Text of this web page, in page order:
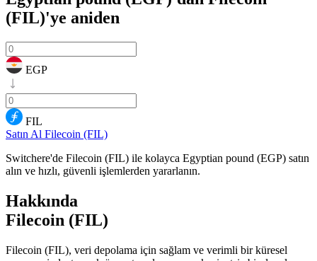
(FIL)'ye aniden
EGP
FIL
Satın Al Filecoin (FIL)
Switchere'de Filecoin (FIL) ile kolayca Egyptian pound (EGP) satın
alın ve hızlı, güvenli işlemlerden yararlanın.
Hakkında
Filecoin (FIL)
Filecoin (FIL), veri depolama için sağlam ve verimli bir küresel